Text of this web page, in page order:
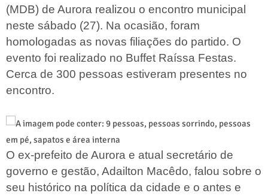
(MDB) de Aurora realizou o encontro municipal
neste sábado (27). Na ocasião, foram
homologadas as novas filiações do partido. O
evento foi realizado no Buffet Raíssa Festas.
Cerca de 300 pessoas estiveram presentes no
encontro.
O ex-prefeito de Aurora e atual secretário de
governo e gestão, Adailton Macêdo, falou sobre o
seu histórico na política da cidade e o antes e